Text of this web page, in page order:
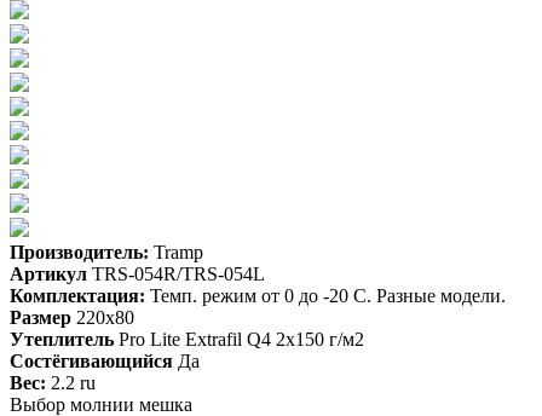
Производитель: Tramp
Артикул TRS-054R/TRS-054L
Комплектация: Темп. режим от 0 до -20 С. Разные модели.
Размер 220х80
Утеплитель Pro Lite Extrafil Q4 2х150 г/м2
Состёгивающийся Да
Вес: 2.2 ru
Выбор молнии мешка